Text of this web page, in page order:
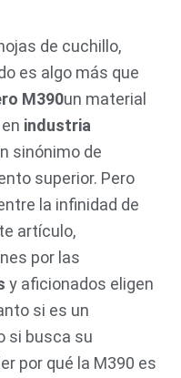
de cuchillo,
es algo más que
M390un material
industria
sinónimo de
superior. Pero
la infinidad de
artículo,
por las
y aficionados eligen
si es un
si busca su
por qué la M390 es